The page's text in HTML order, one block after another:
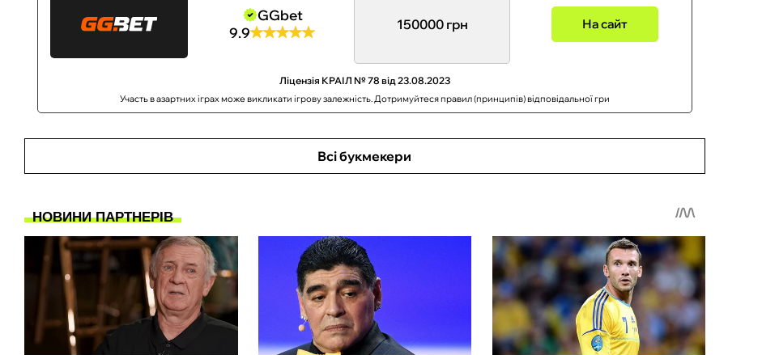
GGbet
9.9
150000 грн На сайт
Ліцензія КРАІЛ № 78 від 23.08.2023
Участь в азартних іграх може викликати ігрову залежність. Дотримуйтеся правил (принципів) відповідальної гри
Всі букмекери